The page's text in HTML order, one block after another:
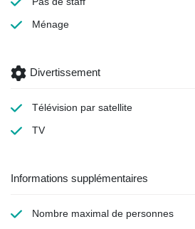
Ménage
Divertissement
Télévision par satellite
TV
Informations supplémentaires
Nombre maximal de personnes